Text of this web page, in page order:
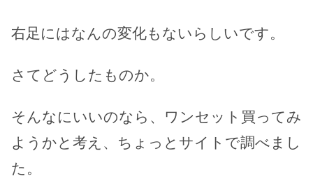
右足にはなんの変化もないらしいです。
さてどうしたものか。
そんなにいいのなら、ワンセット買ってみ
ようかと考え、ちょっとサイトで調べまし
た。